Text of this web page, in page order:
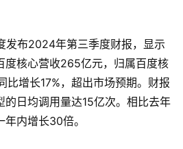
发布2024年第三季度财报，显示
度核心营收265亿元，归属百度核
比增长17%，超出市场预期。财报
的日均调用量达15亿次。相比去年
内增长30倍。